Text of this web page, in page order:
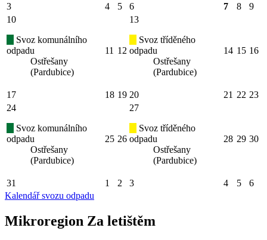
3 4 5 6 7 8
9
10
Svoz komunálního
odpadu
Ostřešany
(Pardubice)
11 12
13
Svoz tříděného
odpadu
Ostřešany
(Pardubice)
14 15 16
17 18 19 20 21 22 23
24
Svoz komunálního
odpadu
Ostřešany
(Pardubice)
25 26
27
Svoz tříděného
odpadu
Ostřešany
(Pardubice)
28 29 30
31 1 2 3 4 5
6
Kalendář svozu odpadu
Mikroregion Za letištěm